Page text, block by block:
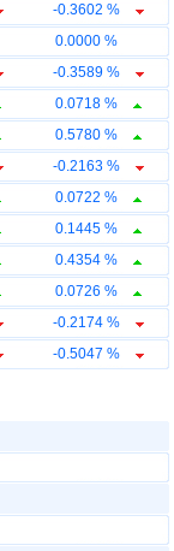
-0.3602 %
0.0000 %
-0.3589 %
0.0718 %
0.5780 %
-0.2163 %
0.0722 %
0.1445 %
0.4354 %
0.0726 %
-0.2174 %
-0.5047 %